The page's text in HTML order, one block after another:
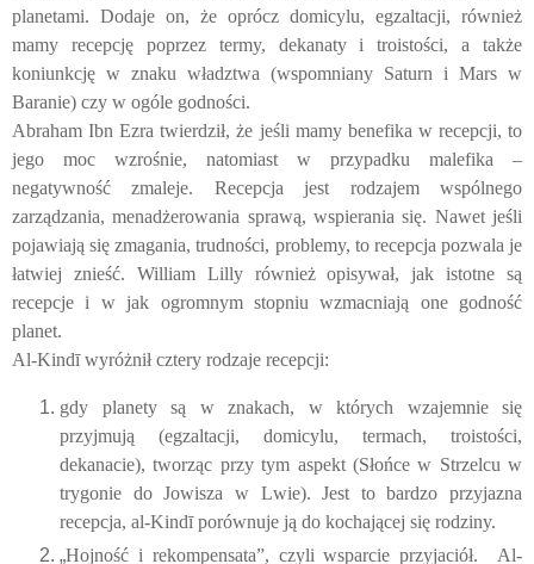
planetami. Dodaje on, że oprócz domicylu, egzaltacji, również
mamy recepcję poprzez termy, dekanaty i troistości, a także
koniunkcję w znaku władztwa (wspomniany Saturn i Mars w
Baranie) czy w ogóle godności.
Abraham Ibn Ezra twierdził, że jeśli mamy benefika w recepcji, to
jego moc wzrośnie, natomiast w przypadku malefika –
negatywność zmaleje. Recepcja jest rodzajem wspólnego
zarządzania, menadżerowania sprawą, wspierania się. Nawet jeśli
pojawiają się zmagania, trudności, problemy, to recepcja pozwala je
łatwiej znieść. William Lilly również opisywał, jak istotne są
recepcje i w jak ogromnym stopniu wzmacniają one godność
planet.
Al-Kindīwyróżnił cztery rodzaje recepcji:
gdy planety są w znakach, w których wzajemnie się
przyjmują (egzaltacji, domicylu, termach, troistości,
dekanacie), tworząc przy tym aspekt (Słońce w Strzelcu w
trygonie do Jowisza w Lwie). Jest to bardzo przyjazna
recepcja, al-Kindīporównuje ją do kochającej się rodziny.
„Hojność i rekompensata”, czyli wsparcie przyjaciół. Al-